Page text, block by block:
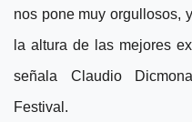
nos pone muy orgullosos,
la altura de las mejores
señala Claudio
Festival.